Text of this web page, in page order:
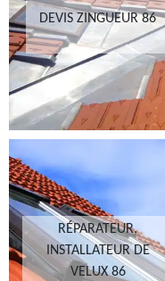
DEVIS ZINGUEUR 86
RÉPARATEUR,
INSTALLATEUR DE
VELUX 86